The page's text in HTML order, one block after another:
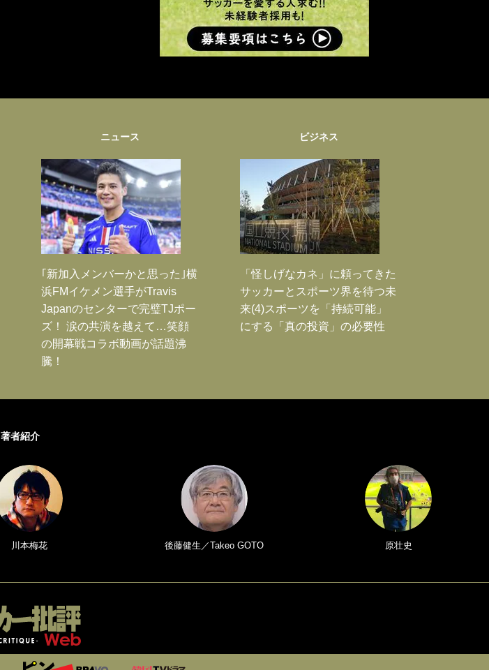
ニュース
｢新加入メンバーかと思った｣横
浜FMイケメン選手がTravis
Japanのセンターで完璧TJポー
ズ！ 涙の共演を越えて…笑顔
の開幕戦コラボ動画が話題沸
騰！
ビジネス
「怪しげなカネ」に頼ってきた
サッカーとスポーツ界を待つ未
来(4)スポーツを「持続可能」
にする「真の投資」の必要性
著者紹介
川本梅花 後藤健生／Takeo GOTO 原壮史